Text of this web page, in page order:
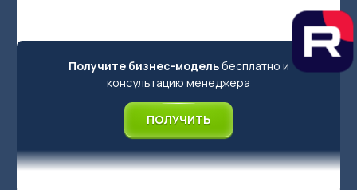
Получите бизнес-модельбесплатно и
консультацию менеджера
ПОЛУЧИТЬ